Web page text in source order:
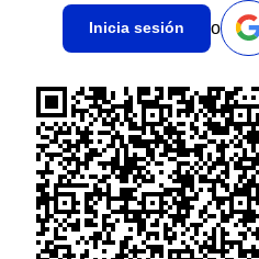
Inicia sesión o